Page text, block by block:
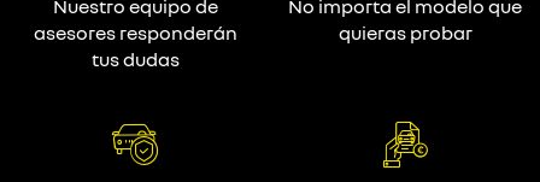
Nuestro equipo de
asesores responderán
tus dudas
No importa el modelo que
quieras probar